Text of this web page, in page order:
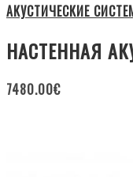
АКУСТИЧЕСКИЕ
НАСТЕННАЯ
7480.00€